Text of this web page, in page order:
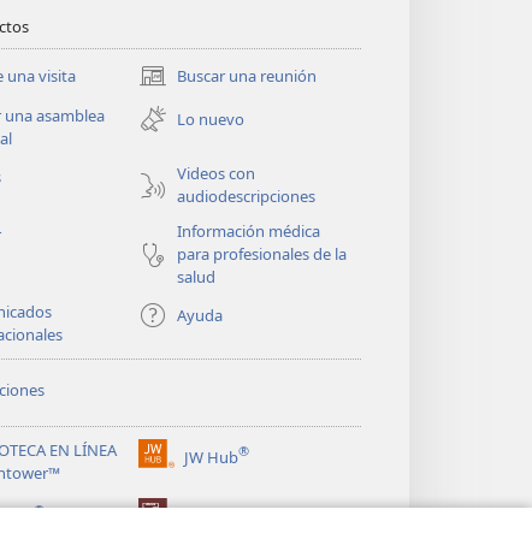
una visita Buscar una reunión
(abre
una
nueva
una asamblea
Lo nuevo
Videos con
audiodescripciones
Información médica
para profesionales de la
salud
Ayuda
EN LÍNEA
JW Hub®
(abre
nueva
®